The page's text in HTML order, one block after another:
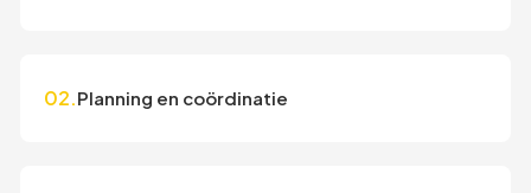
02.Planning en coördinatie